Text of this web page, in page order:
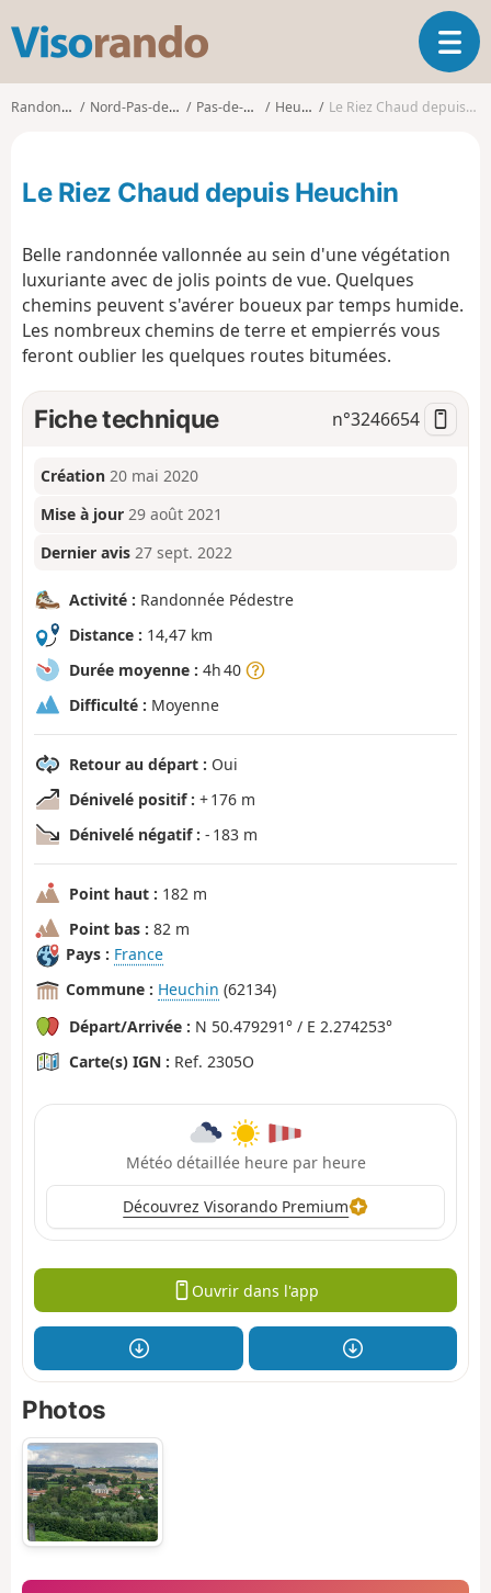
s
o
d
O
u
a
i
i
Randonnées Nord-Pas-de-Calais Pas-de-Calais Heuchin Le Riez Chaud depuis Heuchin
Le Riez Chaud depuis Heuchin
Belle randonnée vallonnée au sein d'une végétation
luxuriante avec de jolis points de vue. Quelques
chemins peuvent s'avérer boueux par temps humide.
Les nombreux chemins de terre et empierrés vous
feront oublier les quelques routes bitumées.
Fiche technique n°3246654
Création 20 mai 2020
Mise à jour 29 août 2021
Dernier avis 27 sept. 2022
Activité : Randonnée Pédestre
Distance : 14,47 km
Durée moyenne : 4h 40
Difficulté : Moyenne
Retour au départ : Oui
Dénivelé positif : + 176 m
Dénivelé négatif : - 183 m
Point haut : 182 m
Point bas : 82 m
Pays : France
Commune : Heuchin (62134)
Départ/Arrivée : N 50.479291° / E 2.274253°
Carte(s) IGN : Ref. 2305O
Météo détaillée heure par heure
Découvrez Visorando Premium
Ouvrir dans l'app
Photos